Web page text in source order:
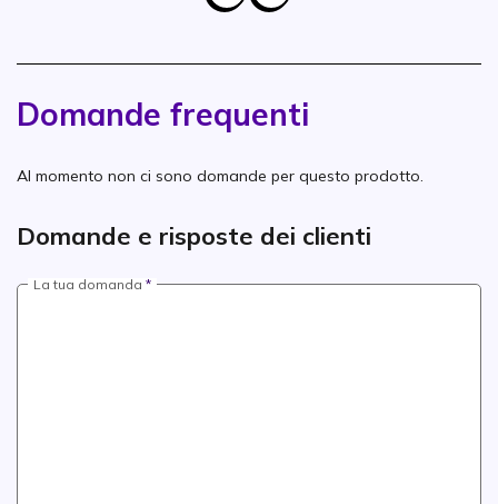
Domande frequenti
Al momento non ci sono domande per questo prodotto.
Domande e risposte dei clienti
La tua domanda